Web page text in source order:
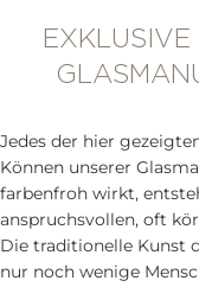
Jedes der hier
Können unserer
farbenfroh wirkt,
anspruchsvollen, oft
Die traditionelle Kunst
nur noch wenige